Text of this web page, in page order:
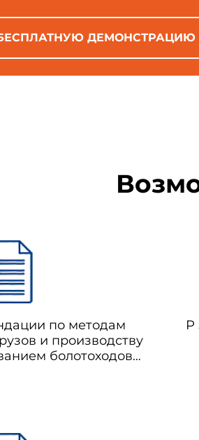
ДЕМОНСТРАЦИЮ
по методам
и производству
болотоходов
Р